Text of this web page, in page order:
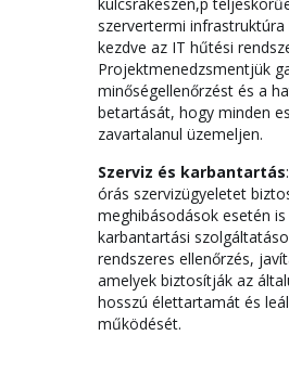
szervertermi
kezdve az IT hűtési
Projektmenedzsmentjük
minőségellenőrzést és a
betartását, hogy minden
zavartalanul üzemeljen.
Szerviz és karbantartás
órás szervizügyeletet
meghibásodások esetén
karbantartási
rendszeres ellenőrzés,
amelyek biztosítják az
hosszú élettartamát és
működését.